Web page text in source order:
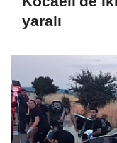
yaralı